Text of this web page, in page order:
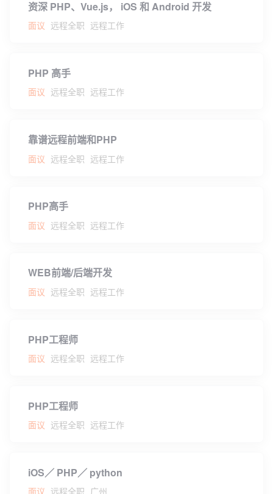
资深 PHP、Vue.js， iOS 和 Android 开发
面议 远程全职 远程工作
PHP 高手
面议 远程全职 远程工作
靠谱远程前端和PHP
面议 远程全职 远程工作
PHP高手
面议 远程全职 远程工作
WEB前端/后端开发
面议 远程全职 远程工作
PHP工程师
面议 远程全职 远程工作
PHP工程师
面议 远程全职 远程工作
iOS／ PHP／ python
面议 远程全职 广州